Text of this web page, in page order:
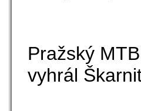
Pražský
vyhrál